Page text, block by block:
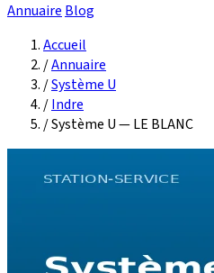
Annuaire Blog
Accueil
/Annuaire
/Système U
/Indre
/Système U — LE BLANC